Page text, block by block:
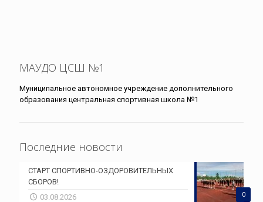
МАУДО ЦСШ №1
Муниципальное автономное учреждение дополнительного
образования центральная спортивная школа №1
Последние новости
0
СТАРТ СПОРТИВНО-ОЗДОРОВИТЕЛЬНЫХ
СБОРОВ!
03.08.2026